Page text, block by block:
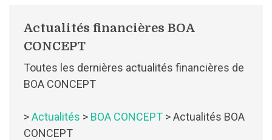
Actualités financières BOA
CONCEPT
Toutes les dernières actualités financières de
BOA CONCEPT
>Actualités > BOA CONCEPT > Actualités BOA
CONCEPT